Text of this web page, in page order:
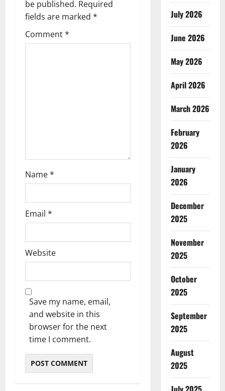
v
i
g
be published. Required
fields are marked *
Comment*
Name*
Email *
Website
Save my name, email,
and website in this
browser for the next
time I comment.
July 2026
June 2026
May 2026
April 2026
March 2026
February
2026
January
2026
December
2025
November
2025
October
2025
September
2025
August
2025